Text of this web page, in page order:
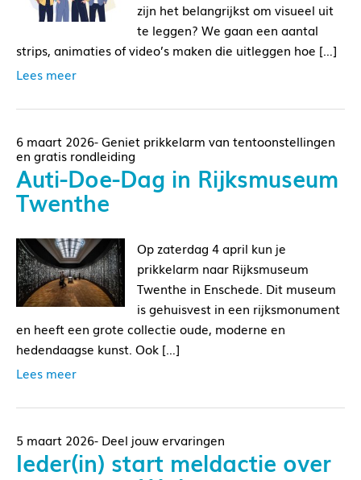
zijn het belangrijkst om visueel uit
te leggen? We gaan een aantal
strips, animaties of video’s maken die uitleggen hoe […]
Lees meer
6 maart 2026- Geniet prikkelarm van tentoonstellingen
en gratis rondleiding
Auti-Doe-Dag in Rijksmuseum
Twenthe
Op zaterdag 4 april kun je
prikkelarm naar Rijksmuseum
Twenthe in Enschede. Dit museum
is gehuisvest in een rijksmonument
en heeft een grote collectie oude, moderne en
hedendaagse kunst. Ook […]
Lees meer
5 maart 2026- Deel jouw ervaringen
Ieder(in) start meldactie over